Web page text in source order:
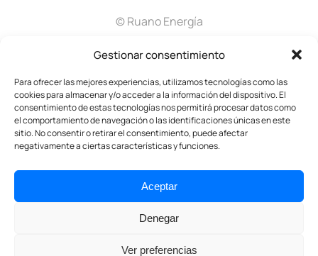
Gestionar consentimiento
Para ofrecer las mejores experiencias, utilizamos tecnologías como las
cookies para almacenar y/o acceder a la información del dispositivo. El
consentimiento de estas tecnologías nos permitirá procesar datos como
el comportamiento de navegación o las identificaciones únicas en este
sitio. No consentir o retirar el consentimiento, puede afectar
negativamente a ciertas características y funciones.
Aceptar
Denegar
Ver preferencias
© Ruano Energía
Aviso legal
Política de privacidad
Política gestión integral
Certificado LOPD